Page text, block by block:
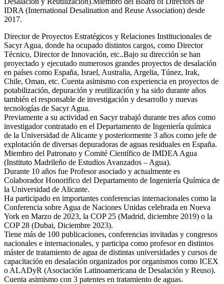
IDRA (International Desalination and Reuse Association) desde
2017.
Director de Proyectos Estratégicos y Relaciones Institucionales de
Sacyr Agua, donde ha ocupado distintos cargos, como Director
Técnico, Director de Innovación, etc..Bajo su dirección se han
proyectado y ejecutado numerosos grandes proyectos de desalación
en países como España, Israel, Australia, Argelia, Túnez, Irak,
Chile, Oman, etc. Cuenta asimismo con experiencia en proyectos de
potabilización, depuración y reutilización y ha sido durante años
también el responsable de investigación y desarrollo y nuevas
tecnologías de Sacyr Agua.
Previamente a su actividad en Sacyr trabajó durante tres años como
investigador contratado en el Departamento de Ingeniería química
de la Universidad de Alicante y posteriormente 3 años como jefe de
explotación de diversas depuradoras de aguas residuales en España.
Miembro del Patronato y Comité Científico de IMDEA Agua
(Instituto Madrileño de Estudios Avanzados – Agua).
Durante 10 años fue Profesor asociado y actualmente es
Colaborador Honorifico del Departamento de Ingeniería Química de
la Universidad de Alicante.
Ha participado en importantes conferencias internacionales como la
Conferencia sobre Agua de Naciones Unidas celebrada en Nueva
York en Marzo de 2023, la COP 25 (Madrid, diciembre 2019) o la
COP 28 (Dubai, Diciembre 2023).
Tiene más de 100 publicaciones, conferencias invitadas y congresos
nacionales e internacionales, y participa como profesor en distintos
máster de tratamiento de agua de distintas universidades y cursos de
capacitación en desalación organizados por organismos como ICEX
o ALADyR (Asociación Latinoamericana de Desalación y Reuso).
Cuenta asimismo con 3 patentes en tratamiento de aguas.